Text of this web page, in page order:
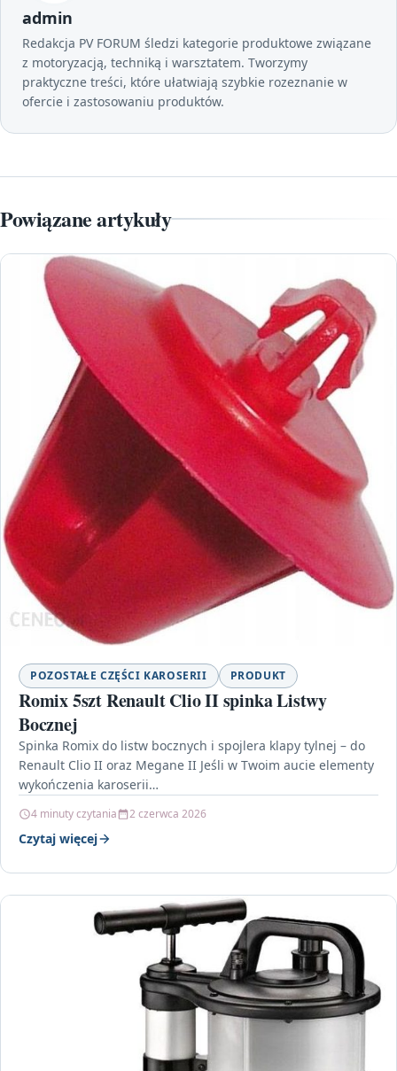
admin
Redakcja PV FORUM śledzi kategorie produktowe związane
z motoryzacją, techniką i warsztatem. Tworzymy
praktyczne treści, które ułatwiają szybkie rozeznanie w
ofercie i zastosowaniu produktów.
Powiązane artykuły
POZOSTAŁE CZĘŚCI KAROSERII PRODUKT
Romix 5szt Renault Clio II spinka Listwy
Bocznej
Spinka Romix do listw bocznych i spojlera klapy tylnej – do
Renault Clio II oraz Megane II Jeśli w Twoim aucie elementy
wykończenia karoserii…
4 minuty czytania 2 czerwca 2026
Czytaj więcej